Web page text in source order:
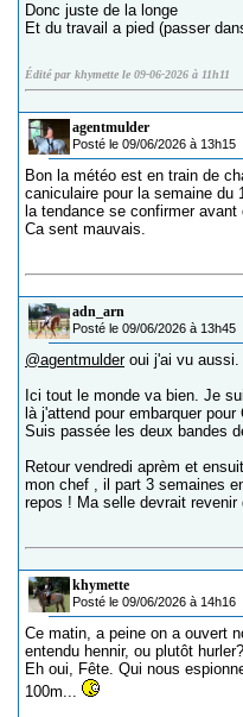
Donc juste de la longe
Et du travail a pied (passer
Édité par khymette le 09-06-2026 à 11h11
agentmulder
Posté le 09/06/2026 à 13h15
Bon la météo est en train de
caniculaire pour la semaine du
la tendance se confirmer
Ca sent mauvais.
adn_arn
Posté le 09/06/2026 à 13h45
@agentmulder oui j'ai vu aussi.
Ici tout le monde va bien. Je
là j'attend pour embarquer
Suis passée les deux bandes
Retour vendredi aprèm et
mon chef , il part 3 semaines
repos ! Ma selle devrait
khymette
Posté le 09/06/2026 à 14h16
Ce matin, a peine on a ouvert
entendu hennir, ou plutôt hurler?
Eh oui, Fête. Qui nous
100m...